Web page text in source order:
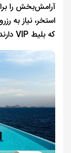
آرامش‌بخش را
استخر، نیاز به
که بلیط VIP دارند، می‌توانند از آن استفاده کنند.